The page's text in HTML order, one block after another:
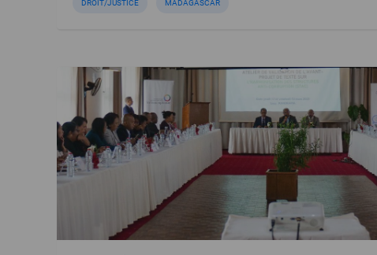
DROIT/JUSTICE MADAGASCAR